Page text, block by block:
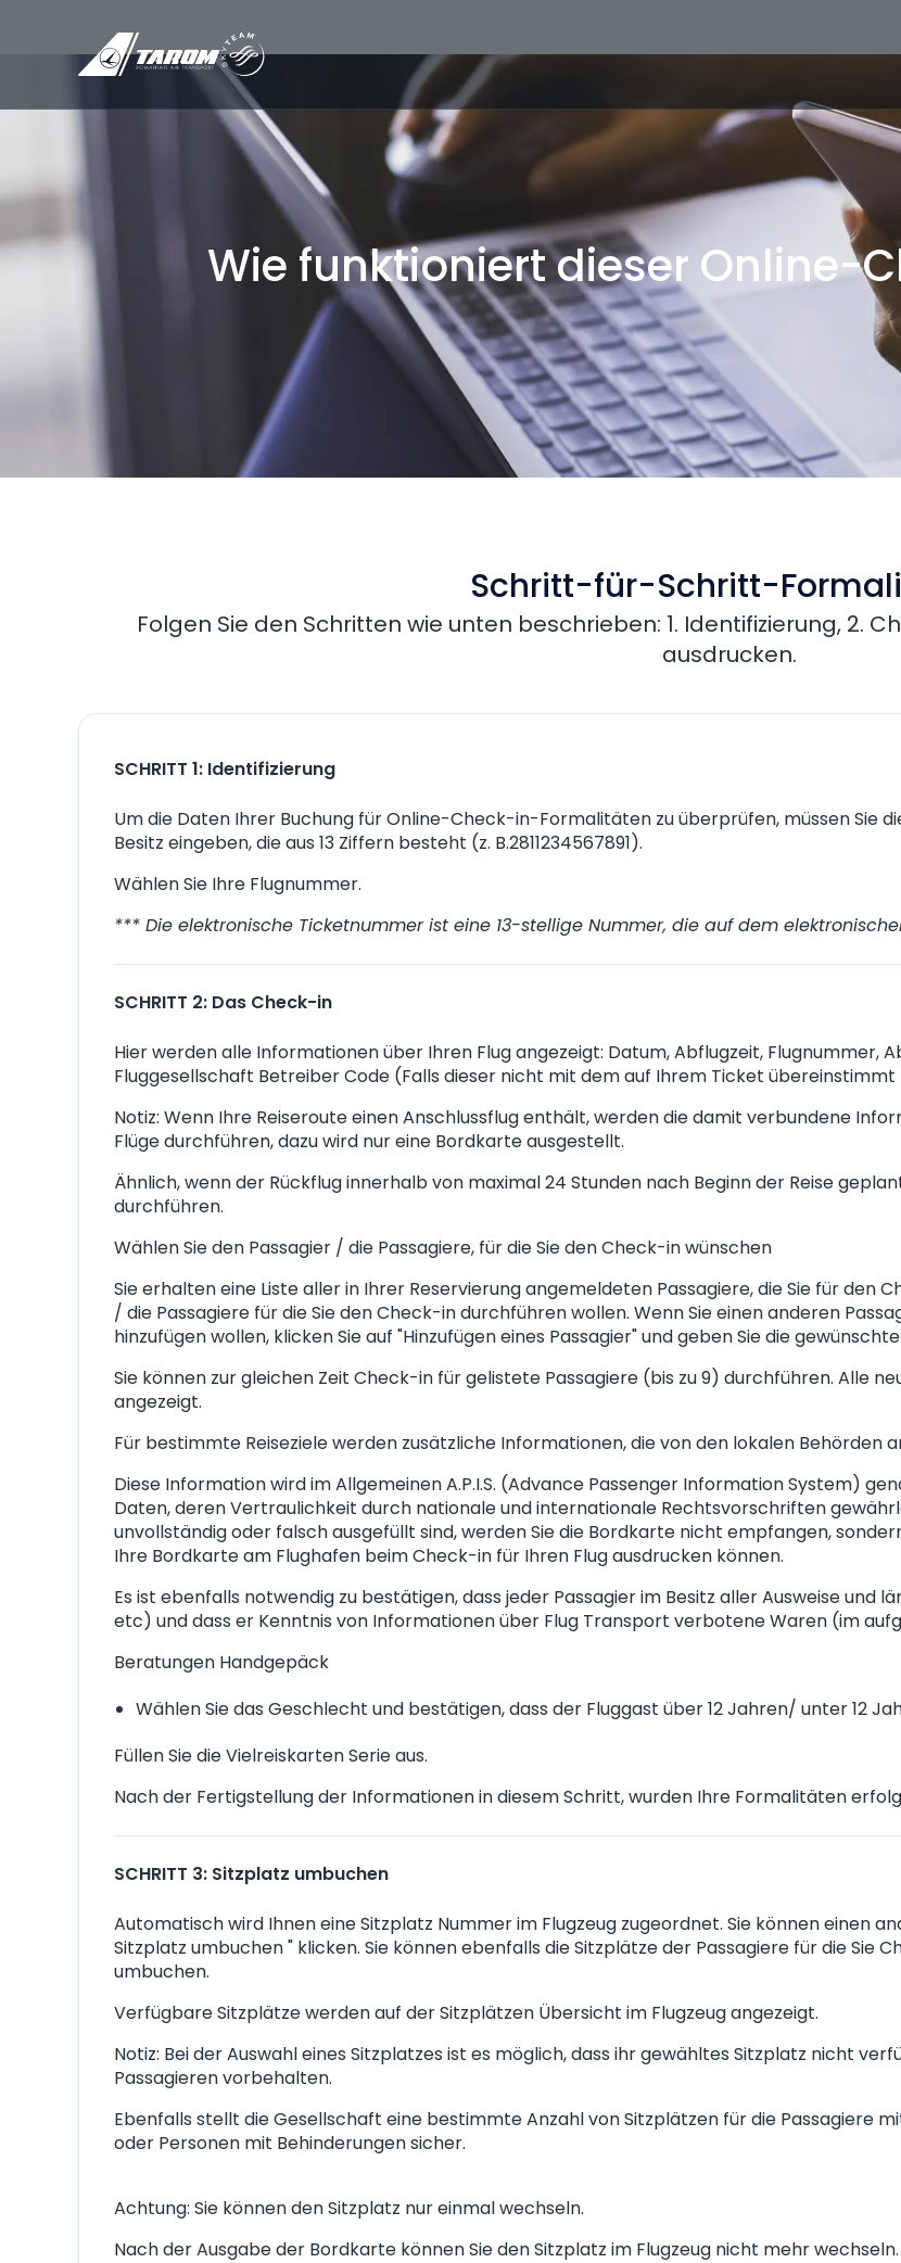
Wie funktioniert dieser Online-
Wie funktioniert dieser Online-Check-in Service?
Schritt-für-Schritt-
Folgen Sie den Schritten wie unten beschrieben: 1. Identifizierung, 2.
ausdrucken.
SCHRITT 1: Identifizierung
Um die Daten Ihrer Buchung für Online-Check-in-Formalitäten zu überprüfen, müssen Sie
Besitz eingeben, die aus 13 Ziffern besteht (z. B.2811234567891).
Wählen Sie Ihre Flugnummer.
*** Die elektronische Ticketnummer ist eine 13-stellige Nummer, die auf dem
SCHRITT 2: Das Check-in
Hier werden alle Informationen über Ihren Flug angezeigt: Datum, Abflugzeit, Flugnummer,
Fluggesellschaft Betreiber Code (Falls dieser nicht mit dem auf Ihrem Ticket übereinstimmt
Notiz: Wenn Ihre Reiseroute einen Anschlussflug enthält, werden die damit verbundene
Flüge durchführen, dazu wird nur eine Bordkarte ausgestellt.
Ähnlich, wenn der Rückflug innerhalb von maximal 24 Stunden nach Beginn der Reise
durchführen.
Wählen Sie den Passagier / die Passagiere, für die Sie den Check-in wünschen
Sie erhalten eine Liste aller in Ihrer Reservierung angemeldeten Passagiere, die Sie für den
/ die Passagiere für die Sie den Check-in durchführen wollen. Wenn Sie einen anderen
hinzufügen wollen, klicken Sie auf "Hinzufügen eines Passagier" und geben Sie die
Sie können zur gleichen Zeit Check-in für gelistete Passagiere (bis zu 9) durchführen. Alle
angezeigt.
Für bestimmte Reiseziele werden zusätzliche Informationen, die von den lokalen Behörden
Diese Information wird im Allgemeinen A.P.I.S. (Advance Passenger Information System)
Daten, deren Vertraulichkeit durch nationale und internationale Rechtsvorschriften
unvollständig oder falsch ausgefüllt sind, werden Sie die Bordkarte nicht empfangen,
Ihre Bordkarte am Flughafen beim Check-in für Ihren Flug ausdrucken können.
Es ist ebenfalls notwendig zu bestätigen, dass jeder Passagier im Besitz aller Ausweise und
etc) und dass er Kenntnis von Informationen über Flug Transport verbotene Waren (im
Beratungen Handgepäck
Wählen Sie das Geschlecht und bestätigen, dass der Fluggast über 12 Jahren/ unter 12
Füllen Sie die Vielreiskarten Serie aus.
Nach der Fertigstellung der Informationen in diesem Schritt, wurden Ihre Formalitäten
SCHRITT 3: Sitzplatz umbuchen
Automatisch wird Ihnen eine Sitzplatz Nummer im Flugzeug zugeordnet. Sie können einen
Sitzplatz umbuchen " klicken. Sie können ebenfalls die Sitzplätze der Passagiere für die
umbuchen.
Verfügbare Sitzplätze werden auf der Sitzplätzen Übersicht im Flugzeug angezeigt.
Notiz: Bei der Auswahl eines Sitzplatzes ist es möglich, dass ihr gewähltes Sitzplatz nicht
Passagieren vorbehalten.
Ebenfalls stellt die Gesellschaft eine bestimmte Anzahl von Sitzplätzen für die Passagiere
oder Personen mit Behinderungen sicher.
Achtung: Sie können den Sitzplatz nur einmal wechseln.
Nach der Ausgabe der Bordkarte können Sie den Sitzplatz im Flugzeug nicht mehr wechseln.